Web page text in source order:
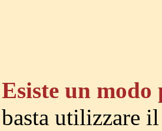
Esiste un
basta utilizzare